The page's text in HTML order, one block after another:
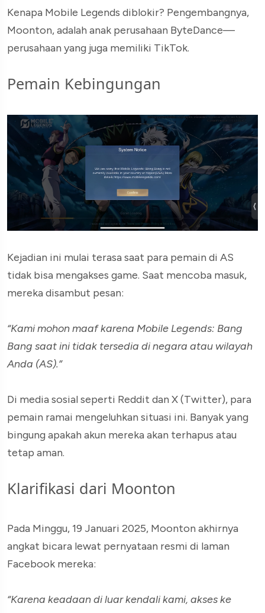
Kenapa Mobile Legends diblokir? Pengembangnya,
Moonton, adalah anak perusahaan ByteDance—
perusahaan yang juga memiliki TikTok.
Pemain Kebingungan
Kejadian ini mulai terasa saat para pemain di AS
tidak bisa mengakses game. Saat mencoba masuk,
mereka disambut pesan:
“Kami mohon maaf karena Mobile Legends: Bang
Bang saat ini tidak tersedia di negara atau wilayah
Anda (AS).”
Di media sosial seperti Reddit dan X (Twitter), para
pemain ramai mengeluhkan situasi ini. Banyak yang
bingung apakah akun mereka akan terhapus atau
tetap aman.
Klarifikasi dari Moonton
Pada Minggu, 19 Januari 2025, Moonton akhirnya
angkat bicara lewat pernyataan resmi di laman
Facebook mereka:
“Karena keadaan di luar kendali kami, akses ke